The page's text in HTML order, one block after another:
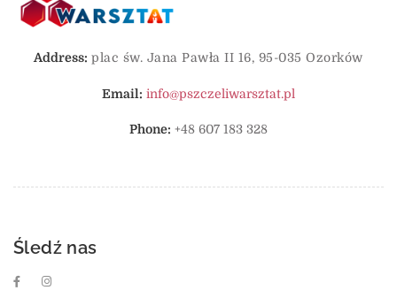
Phone: +48 607 183 328
Address: plac św. Jana Pawła II 16, 95-035 Ozorków
Email: info@pszczeliwarsztat.pl
Śledź nas